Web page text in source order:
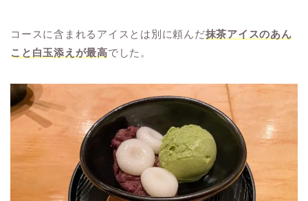
コースに含まれるアイスとは別に頼んだ抹茶アイスのあん
こと白玉添えが最高でした。